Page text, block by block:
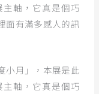
軸，它真是個巧
面有滿多感人的訊
小月」，本展是此
軸，它真是個巧